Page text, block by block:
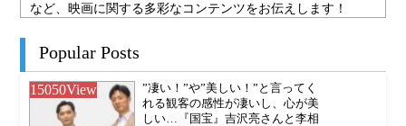
など、映画に関する多彩なコンテンツをお伝えします！
Popular Posts
15050View
”凄い！”や”美しい！”と言ってく
れる観客の感性が凄いし、心が美
しい…『国宝』吉沢亮さんと李相